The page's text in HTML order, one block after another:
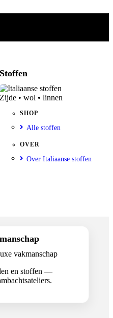
Stoffen
Zijde • wol • linnen
SHOP
Alle stoffen
OVER
Over Italiaanse stoffen
en stoffen —